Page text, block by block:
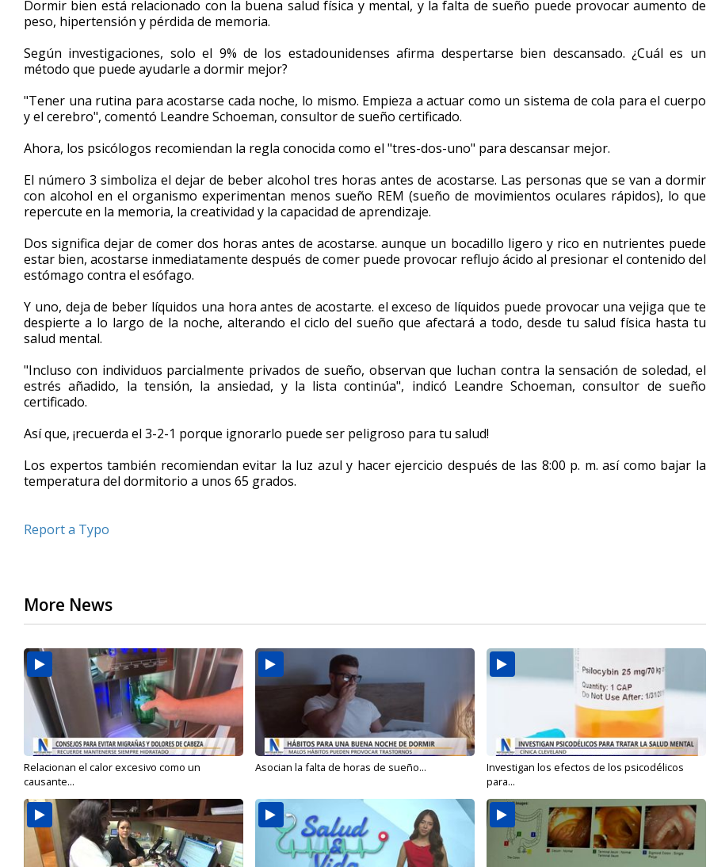
of
2
7
seconds
Volume
90%
Dormir bien está relacionado con la buena salud física y mental, y la falta de sueño puede provocar aumento de
peso, hipertensión y pérdida de memoria.
Según investigaciones, solo el 9% de los estadounidenses afirma despertarse bien descansado. ¿Cuál es un
método que puede ayudarle a dormir mejor?
"Tener una rutina para acostarse cada noche, lo mismo. Empieza a actuar como un sistema de cola para el cuerpo
y el cerebro", comentó Leandre Schoeman, consultor de sueño certificado.
Ahora, los psicólogos recomiendan la regla conocida como el "tres-dos-uno" para descansar mejor.
El número 3 simboliza el dejar de beber alcohol tres horas antes de acostarse. Las personas que se van a dormir
con alcohol en el organismo experimentan menos sueño REM (sueño de movimientos oculares rápidos), lo que
repercute en la memoria, la creatividad y la capacidad de aprendizaje.
Dos significa dejar de comer dos horas antes de acostarse. aunque un bocadillo ligero y rico en nutrientes puede
estar bien, acostarse inmediatamente después de comer puede provocar reflujo ácido al presionar el contenido del
estómago contra el esófago.
Y uno, deja de beber líquidos una hora antes de acostarte. el exceso de líquidos puede provocar una vejiga que te
despierte a lo largo de la noche, alterando el ciclo del sueño que afectará a todo, desde tu salud física hasta tu
salud mental.
"Incluso con individuos parcialmente privados de sueño, observan que luchan contra la sensación de soledad, el
estrés añadido, la tensión, la ansiedad, y la lista continúa", indicó Leandre Schoeman, consultor de sueño
certificado.
Así que, ¡recuerda el 3-2-1 porque ignorarlo puede ser peligroso para tu salud!
Los expertos también recomiendan evitar la luz azul y hacer ejercicio después de las 8:00 p. m. así como bajar la
temperatura del dormitorio a unos 65 grados.
Report a Typo
More News
Relacionan el calor excesivo como un
causante...
Asocian la falta de horas de sueño...
Investigan los efectos de los psicodélicos
para...